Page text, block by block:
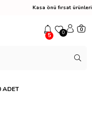
Kasa önü fırsat
5 0 0
ADET